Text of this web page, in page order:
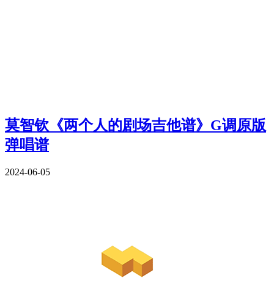
莫智钦《两个人的剧场吉他谱》G调原版
弹唱谱
2024-06-05